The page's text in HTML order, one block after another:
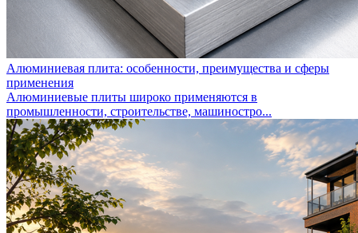
Алюминиевая плита: особенности, преимущества и сферы
применения
Алюминиевые плиты широко применяются в
промышленности, строительстве, машиностро...